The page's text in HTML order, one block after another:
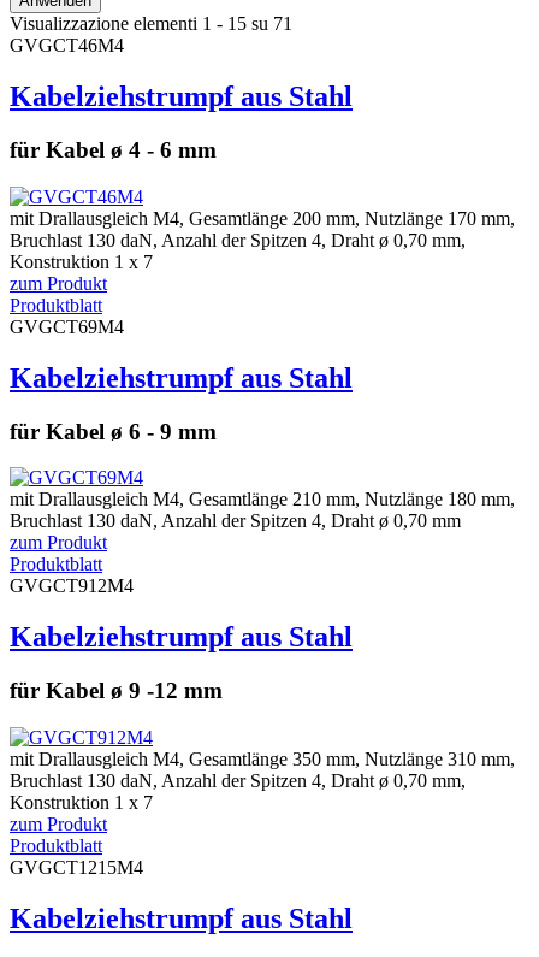
Visualizzazione elementi 1 - 15 su 71
GVGCT46M4
Kabelziehstrumpf aus Stahl
für Kabel ø 4 - 6 mm
mit Drallausgleich M4, Gesamtlänge 200 mm, Nutzlänge 170 mm,
Bruchlast 130 daN, Anzahl der Spitzen 4, Draht ø 0,70 mm,
Konstruktion 1 x 7
zum Produkt
Produktblatt
GVGCT69M4
Kabelziehstrumpf aus Stahl
für Kabel ø 6 - 9 mm
mit Drallausgleich M4, Gesamtlänge 210 mm, Nutzlänge 180 mm,
Bruchlast 130 daN, Anzahl der Spitzen 4, Draht ø 0,70 mm
zum Produkt
Produktblatt
GVGCT912M4
Kabelziehstrumpf aus Stahl
für Kabel ø 9 -12 mm
mit Drallausgleich M4, Gesamtlänge 350 mm, Nutzlänge 310 mm,
Bruchlast 130 daN, Anzahl der Spitzen 4, Draht ø 0,70 mm,
Konstruktion 1 x 7
zum Produkt
Produktblatt
GVGCT1215M4
Kabelziehstrumpf aus Stahl